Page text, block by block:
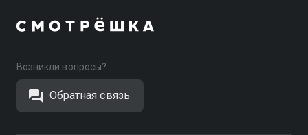
Возникли вопросы?
Обратная связь